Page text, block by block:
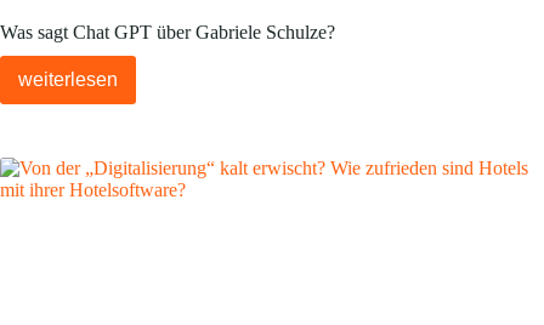
Was sagt Chat GPT über Gabriele Schulze?
weiterlesen